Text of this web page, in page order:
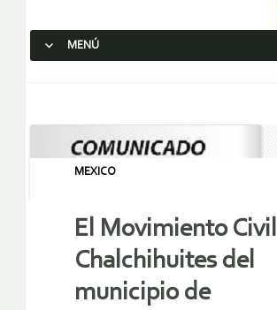
MENÚ
MEXICO
El Movimiento Civil
Chalchihuites del
municipio de